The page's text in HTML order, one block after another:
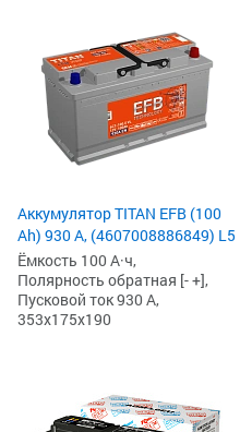
Аккумулятор TITAN EFB (100
Ah) 930 А, (4607008886849) L5
Ёмкость 100 А·ч,
Полярность обратная [- +],
Пусковой ток 930 А,
353x175x190